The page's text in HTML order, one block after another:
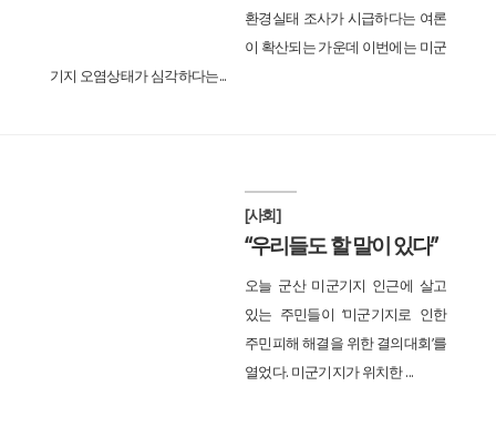
환경실태 조사가 시급하다는 여론
이 확산되는 가운데 이번에는 미군
기지 오염상태가 심각하다는...
[사회]
“우리들도 할 말이 있다”
오늘 군산 미군기지 인근에 살고
있는 주민들이 ‘미군기지로 인한
주민피해 해결을 위한 결의대회’를
열었다. 미군기지가 위치한 ...